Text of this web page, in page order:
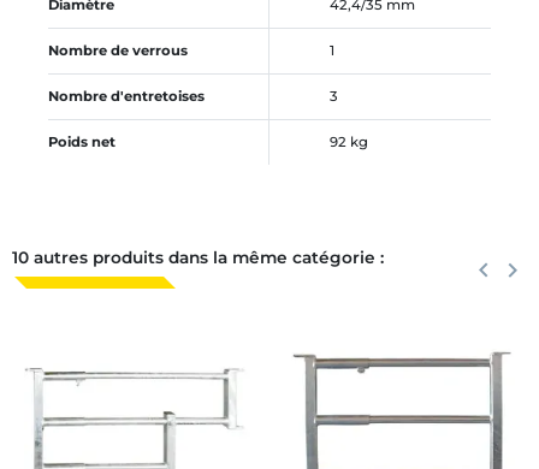
Diamètre 42,4/35 mm
Nombre de verrous 1
Nombre d'entretoises 3
Poids net 92 kg
10 autres produits dans la même catégorie : keyboard_arrow_left keyboard_arrow_right